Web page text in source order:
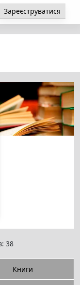
Зареєструватися
38
Книги